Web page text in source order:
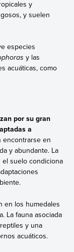
y
y suelen
especies
y las
acuáticas, como
por su gran
a
encontrarse en
y abundante. La
suelo condiciona
en los humedales
La fauna asociada
y una
acuáticos.